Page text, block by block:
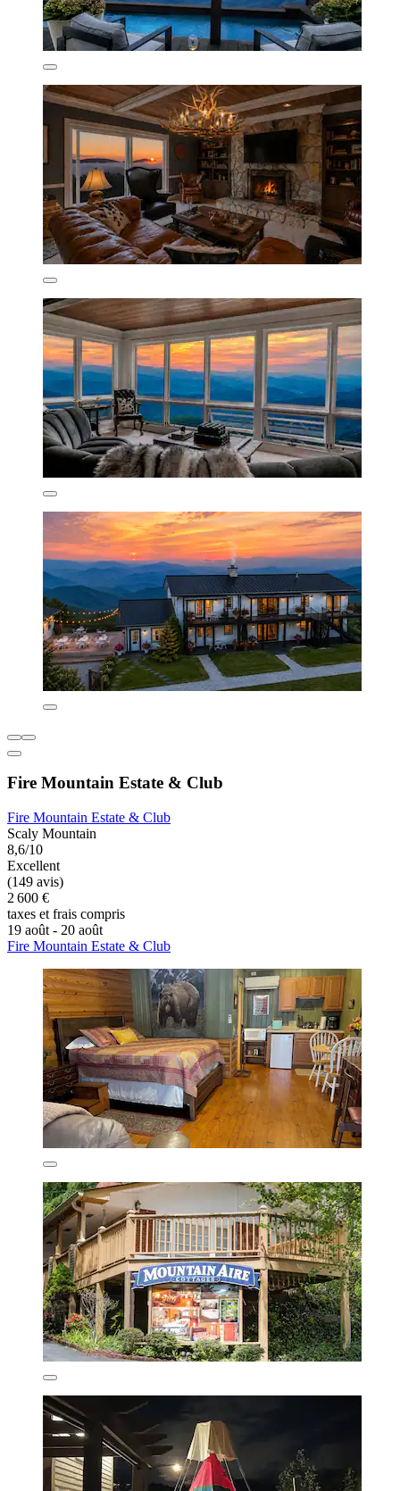
Fire Mountain Estate & Club
Fire Mountain Estate & Club
Scaly Mountain
8,6/10
Excellent
(149 avis)
2 600 €
taxes et frais compris
19 août - 20 août
Fire Mountain Estate & Club